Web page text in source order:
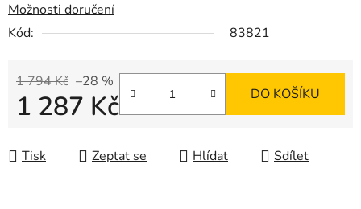
Možnosti doručení
Kód:
83821
1 794 Kč –28 %
1 287 Kč DO KOŠÍKU
Tisk Zeptat se Hlídat Sdílet